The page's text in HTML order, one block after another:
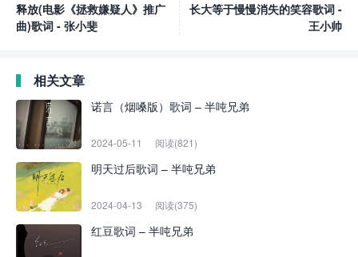
释放(电影《拯救嫌疑人》推广
曲)歌词 - 张小斐
长大等于慢慢消失的笑容歌词 -
王小帅
相关文章
诺言（烟嗓版）歌词 – 半吨兄弟
2024-05-11 阅读(821)
明天过后歌词 – 半吨兄弟
2024-04-13 阅读(375)
红豆歌词 – 半吨兄弟